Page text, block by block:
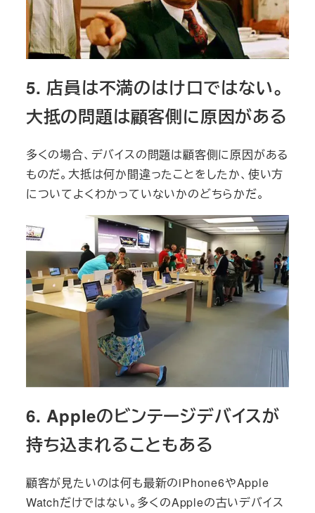
5. 店員は不満のはけ口ではない。
大抵の問題は顧客側に原因がある
多くの場合、デバイスの問題は顧客側に原因がある
ものだ。大抵は何か間違ったことをしたか、使い方
についてよくわかっていないかのどちらかだ。
6. Appleのビンテージデバイスが
持ち込まれることもある
顧客が見たいのは何も最新のiPhone6やApple
Watchだけではない。多くのAppleの古いデバイス